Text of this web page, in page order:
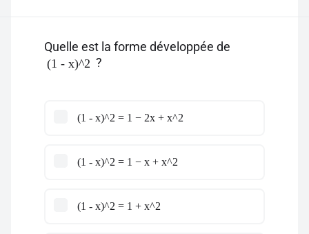
Quelle est la forme développée de
(1 - x)^2 ?
(1 - x)^2 = 1 − 2x + x^2
(1 - x)^2 = 1 − x + x^2
(1 - x)^2 = 1 + x^2